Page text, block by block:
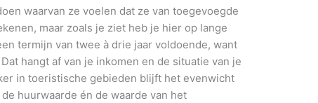
waarvan ze voelen dat ze van toegevoegde
maar zoals je ziet heb je hier op lange
termijn van twee à drie jaar voldoende, want
hangt af van je inkomen en de situatie van je
in toeristische gebieden blijft het evenwicht
huurwaarde én de waarde van het